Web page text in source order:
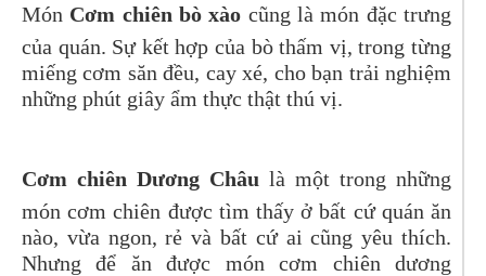
Món Cơm chiên bò xào cũng là món đặc trưng
của quán. Sự kết hợp của bò thấm vị, trong từng
miếng cơm săn đều, cay xé, cho bạn trải nghiệm
những phút giây ẩm thực thật thú vị.
Cơm chiên Dương Châu là một trong những
món cơm chiên được tìm thấy ở bất cứ quán ăn
nào, vừa ngon, rẻ và bất cứ ai cũng yêu thích.
Nhưng để ăn được món cơm chiên dương